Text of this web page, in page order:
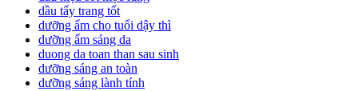
dầu tẩy trang tốt
dưỡng ẩm cho tuổi dậy thì
dưỡng ẩm sáng da
duong da toan than sau sinh
dưỡng sáng an toàn
dưỡng sáng lành tính